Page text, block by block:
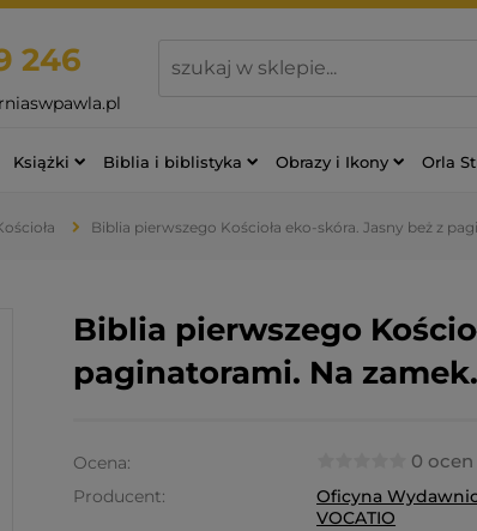
246
Książki Biblia i biblistyka Obrazy i Ikony Orla
Biblia pierwszego Kościoła eko-skóra. Jasny beż z
Biblia pierwszego
paginatorami. Na zamek.
Ocena: 0 ocen
Producent:
Oficyna
VOCATIO